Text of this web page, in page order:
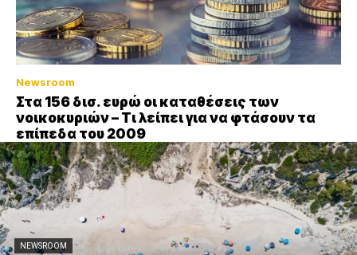
Newsroom
Στα 156 δισ. ευρώ οι καταθέσεις των
νοικοκυριών – Τι λείπει για να φτάσουν τα
επίπεδα του 2009
NEWSROOM